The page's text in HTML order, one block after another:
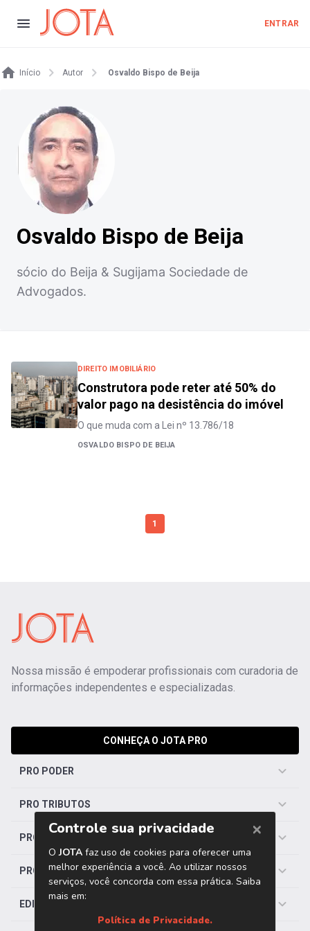
ENTRAR
Início Autor Osvaldo Bispo de Beija
Osvaldo Bispo de Beija
sócio do Beija & Sugijama Sociedade de
Advogados.
DIREITO IMOBILIÁRIO
Construtora pode reter até 50% do
valor pago na desistência do imóvel
O que muda com a Lei nº 13.786/18
OSVALDO BISPO DE BEIJA
1
Nossa missão é empoderar profissionais com curadoria de
informações independentes e especializadas.
CONHEÇA O JOTA PRO
PRO PODER
PRO TRIBUTOS
PRO TRABALHISTA
PRO SAÚDE
EDITORIAS